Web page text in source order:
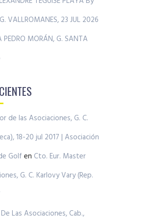
VALLROMANES, 23 JUL 2026
PEDRO MORÁN, G. SANTA
de las Asociaciones, G. C.
18-20 jul 2017 | Asociación
Golf en Cto. Eur. Master
G. C. Karlovy Vary (Rep.
Las Asociaciones, Cab.,